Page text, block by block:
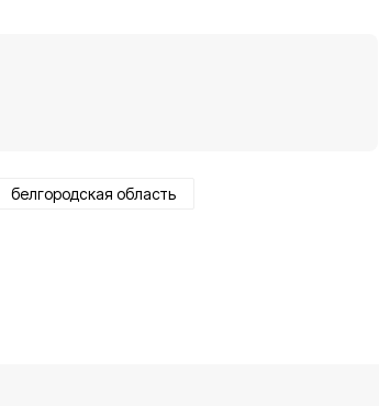
белгородская область